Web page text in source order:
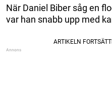
När Daniel Biber såg en
var han snabb upp med